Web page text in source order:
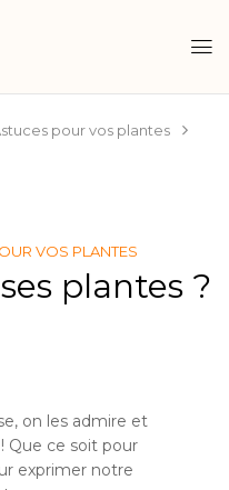
pour vos plantes
VOS PLANTES
plantes ?
on les admire et
Que ce soit pour
exprimer notre